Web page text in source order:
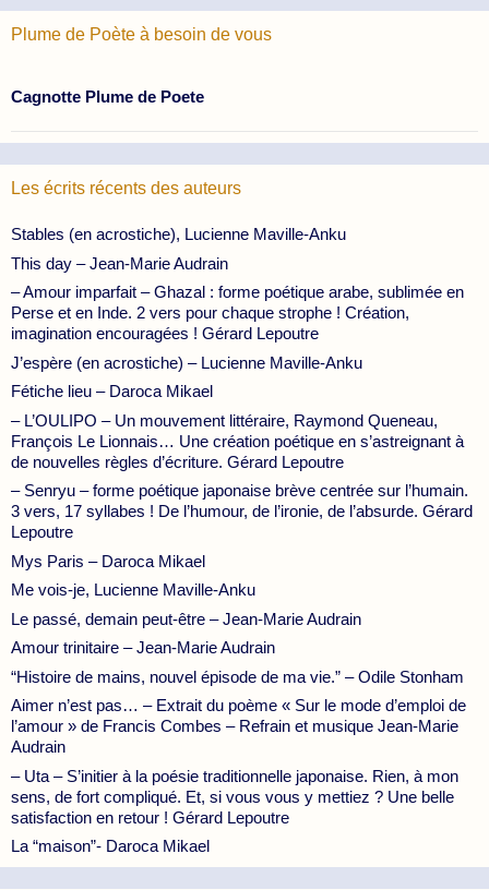
Plume de Poète à besoin de vous
Cagnotte Plume de Poete
Les écrits récents des auteurs
Stables (en acrostiche), Lucienne Maville-Anku
This day – Jean-Marie Audrain
– Amour imparfait – Ghazal : forme poétique arabe, sublimée en
Perse et en Inde. 2 vers pour chaque strophe ! Création,
imagination encouragées ! Gérard Lepoutre
J’espère (en acrostiche) – Lucienne Maville-Anku
Fétiche lieu – Daroca Mikael
– L’OULIPO – Un mouvement littéraire, Raymond Queneau,
François Le Lionnais… Une création poétique en s’astreignant à
de nouvelles règles d’écriture. Gérard Lepoutre
– Senryu – forme poétique japonaise brève centrée sur l’humain.
3 vers, 17 syllabes ! De l’humour, de l’ironie, de l’absurde. Gérard
Lepoutre
Mys Paris – Daroca Mikael
Me vois-je, Lucienne Maville-Anku
Le passé, demain peut-être – Jean-Marie Audrain
Amour trinitaire – Jean-Marie Audrain
“Histoire de mains, nouvel épisode de ma vie.” – Odile Stonham
Aimer n’est pas… – Extrait du poème « Sur le mode d’emploi de
l’amour » de Francis Combes – Refrain et musique Jean-Marie
Audrain
– Uta – S’initier à la poésie traditionnelle japonaise. Rien, à mon
sens, de fort compliqué. Et, si vous vous y mettiez ? Une belle
satisfaction en retour ! Gérard Lepoutre
La “maison”- Daroca Mikael